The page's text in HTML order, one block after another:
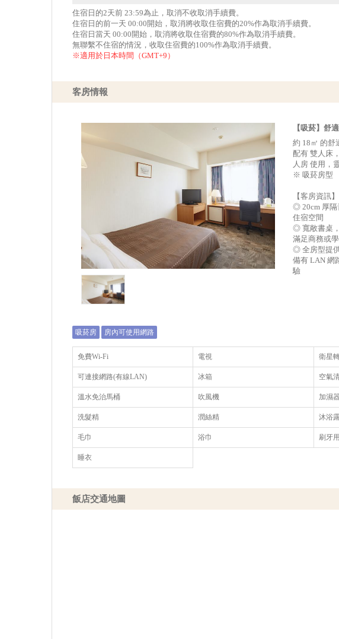
住宿日的2天前 23:59為止，取消不收取消手續費。
住宿日的前一天 00:00開始，取消將收取住宿費的20%作為取消手續費。
住宿日當天 00:00開始，取消將收取住宿費的80%作為取消手續費。
無聯繫不住宿的情況，收取住宿費的100%作為取消手續費。
※適用於日本時間（GMT+9）
客房情報
【吸菸】舒
約 18㎡ 的舒
配有 雙人床
人房 使用，
※ 吸菸房型
【客房資訊】
◎ 20cm 厚隔
住宿空間
◎ 寬敞書桌
滿足商務或
◎ 全房型提
備有 LAN 網
驗
吸菸房 房內可使用網路
免費Wi-Fi 電視 衛星
可連接網路(有線LAN) 冰箱 空氣
溫水免治馬桶 吹風機 加濕
洗髮精 潤絲精 沐浴
毛巾 浴巾 刷牙
睡衣
飯店交通地圖